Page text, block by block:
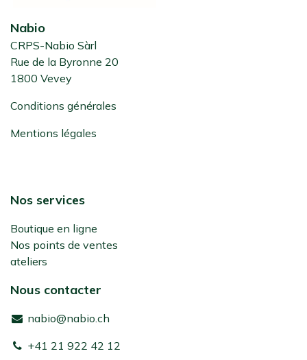
Nabio
CRPS-Nabio Sàrl
Rue de la Byronne 20
1800 Vevey
Conditions générales
Mentions légales
Nos services
Boutique en ligne
Nos points de ventes
ateliers
Nous contacter
nabio@nabio.ch
+41 21 922 42 12